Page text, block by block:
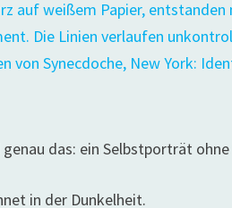
das: ein Selbstporträt ohne
in der Dunkelheit.